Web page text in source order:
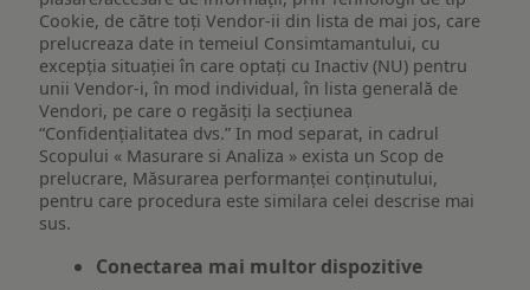
Cookie, de către toți Vendor-ii din lista de mai jos, care
prelucreaza date in temeiul Consimtamantului, cu
excepția situației în care optați cu Inactiv (NU) pentru
unii Vendor-i, în mod individual, în lista generală de
Vendori, pe care o regăsiți la secțiunea
“Confidențialitatea dvs.” In mod separat, in cadrul
Scopului « Masurare si Analiza » exista un Scop de
prelucrare, Măsurarea performanței conținutului,
pentru care procedura este similara celei descrise mai
sus.
Conectarea mai multor dispozitive